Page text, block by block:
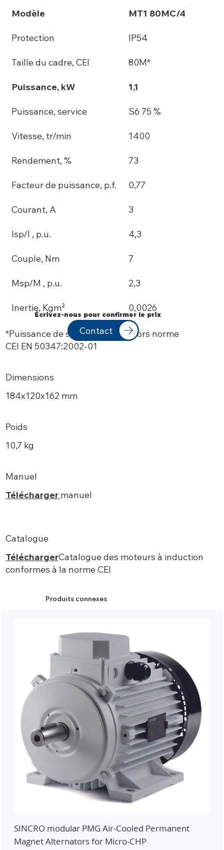
Modèle MT1 80MC/4
Protection IP54
Taille du cadre, CEI 80M*
Puissance, kW 1,1
Puissance, service S6 75 %
Vitesse, tr/min 1400
Rendement, % 73
Facteur de puissance, p.f. 0,77
Courant, A 3
Isp/I , p.u. 4,3
Couple, Nm 7
Msp/M , p.u. 2,3
Inertie, Kgm² 0,0026
*Puissance de sortie nominale hors norme
CEI EN 50347:2002-01
Dimensions
184х120x162 mm
Poids
10,7 kg
Manuel
Télécharger manuel
Catalogue
TéléchargerCatalogue des moteurs à induction
conformes à la norme CEI
Écrivez-nous pour confirmer le prix
Contact
Produits connexes
SINCRO modular PMG Air-Cooled Permanent
Magnet Alternators for Micro-CHP